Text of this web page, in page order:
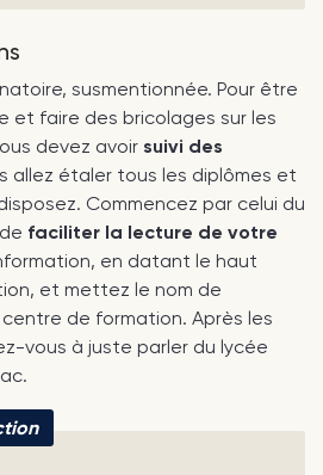
susmentionnée. Pour être
et faire des bricolages sur les
devez avoir suivi des
allez étaler tous les diplômes et
Commencez par celui du
faciliter la lecture de votre
en datant le haut
et mettez le nom de
de formation. Après les
vous à juste parler du lycée